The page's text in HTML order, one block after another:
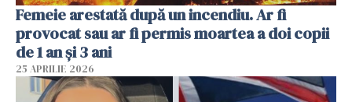
Femeie arestată după un incendiu. Ar fi
provocat sau ar fi permis moartea a doi copii
de 1 an și 3 ani
25 APRILIE 2026